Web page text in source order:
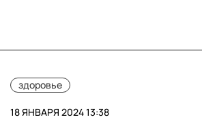
здоровье
18 ЯНВАРЯ 2024 13:38